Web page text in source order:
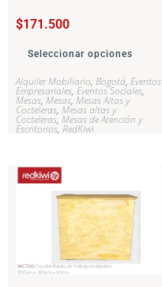
$171.500
Seleccionar opciones
Alquiler Mobiliario, Bogotá, Eventos
Empresariales, Eventos Sociales,
Mesas, Mesas, Mesas Altas y
Cocteleras, Mesas altas y
Cocteleras, Mesas de Atención y
Escritorios, RedKiwi